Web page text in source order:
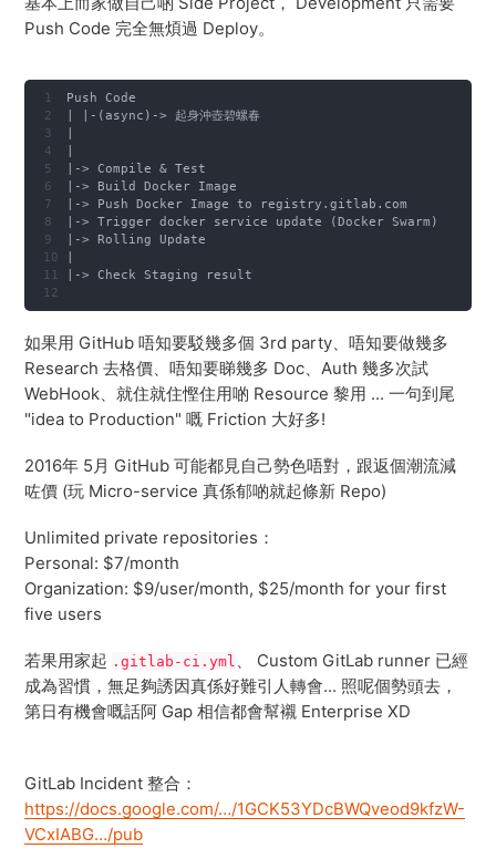
Push Code 完全無煩過 Deploy。
Push Code
| |-(async)-> 起身沖壺碧螺春
|-> Compile & Test
|-> Build Docker Image
|-> Push Docker Image to registry.gitlab.com
|-> Trigger docker service update (Docker Swarm)
|-> Rolling Update
|-> Check Staging result
如果用 GitHub 唔知要駁幾多個 3rd party、唔知要做幾多
Research 去格價、唔知要睇幾多 Doc、Auth 幾多次試
WebHook、就住就住慳住用啲 Resource 黎用 ... 一句到尾
"idea to Production" 嘅 Friction 大好多!
2016年 5月 GitHub 可能都見自己勢色唔對，跟返個潮流減
咗價 (玩 Micro-service 真係郁啲就起條新 Repo)
Unlimited private repositories：
Personal: $7/month
Organization: $9/user/month, $25/month for your first
five users
若果用家起 .gitlab-ci.yml 、 Custom GitLab runner 已經
成為習慣，無足夠誘因真係好難引人轉會... 照呢個勢頭去，
第日有機會嘅話阿 Gap 相信都會幫襯 Enterprise XD
GitLab Incident 整合：
https://docs.google.com/…/1GCK53YDcBWQveod9kfzW-
VCxIABG…/pub